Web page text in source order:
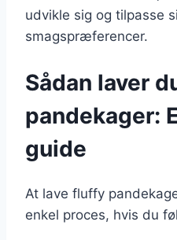
udvikle sig og tilpasse
smagspræferencer.
Sådan laver
pandekager:
guide
At lave fluffy
enkel proces, hvis du